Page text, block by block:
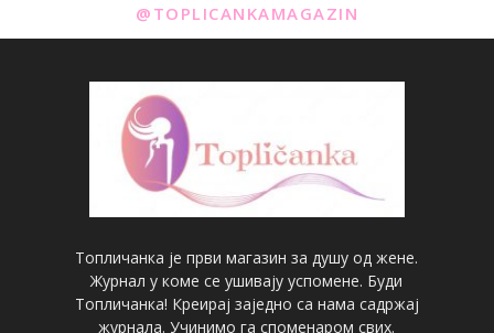
@TOPLICANKAMAGAZIN
Топличанка је први магазин за душу од жене.
Журнал у коме се ушивају успомене. Буди
Топличанка! Креирај заједно са нама садржај
журнала. Учинимо га споменаром свих.